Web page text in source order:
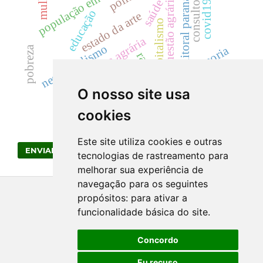
O nosso site usa
cookies
Este site utiliza cookies e outras
tecnologias de rastreamento para
melhorar sua experiência de
navegação para os seguintes
propósitos: para ativar a
funcionalidade básica do site.
Concordo
estado da arte
neoliberalismo questão agrária
capitalismo
reforma agrária litoral paranaense
assessoria
consultoria.
racismo
pobreza
covid19
educação saúde
ENVIAR SUBMISSÃO